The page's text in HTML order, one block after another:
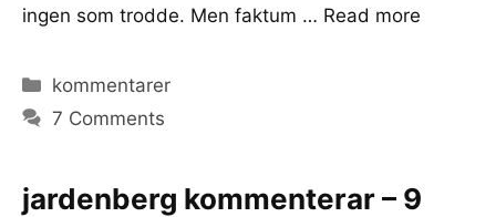
ingen som trodde. Men faktum … Read more
Categories
kommentarer
7 Comments
jardenberg kommenterar – 9